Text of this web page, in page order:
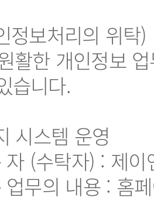
정보처리의 위탁)
한 개인정보
습니다.
시스템 운영
(수탁자) : 제이
무의 내용 : 홈